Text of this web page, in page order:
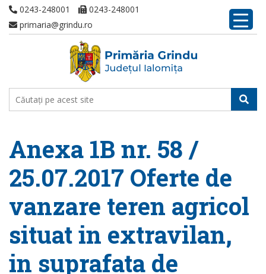
0243-248001
0243-248001
primaria@grindu.ro
Anexa 1B nr. 58 /
25.07.2017 Oferte de
vanzare teren agricol
situat in extravilan,
in suprafata de